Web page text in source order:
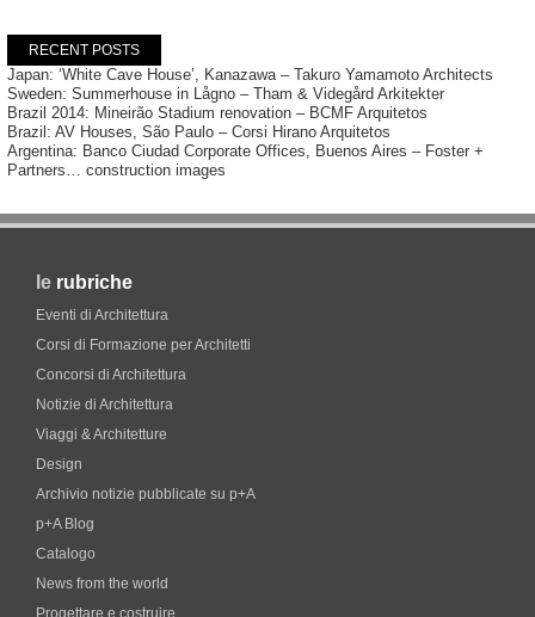
RECENT POSTS
Japan: ‘White Cave House’, Kanazawa – Takuro Yamamoto Architects
Sweden: Summerhouse in Lågno – Tham & Videgård Arkitekter
Brazil 2014: Mineirão Stadium renovation – BCMF Arquitetos
Brazil: AV Houses, São Paulo – Corsi Hirano Arquitetos
Argentina: Banco Ciudad Corporate Offices, Buenos Aires – Foster +
Partners… construction images
le rubriche
Eventi di Architettura
Corsi di Formazione per Architetti
Concorsi di Architettura
Notizie di Architettura
Viaggi & Architetture
Design
Archivio notizie pubblicate su p+A
p+A Blog
Catalogo
News from the world
Progettare e costruire